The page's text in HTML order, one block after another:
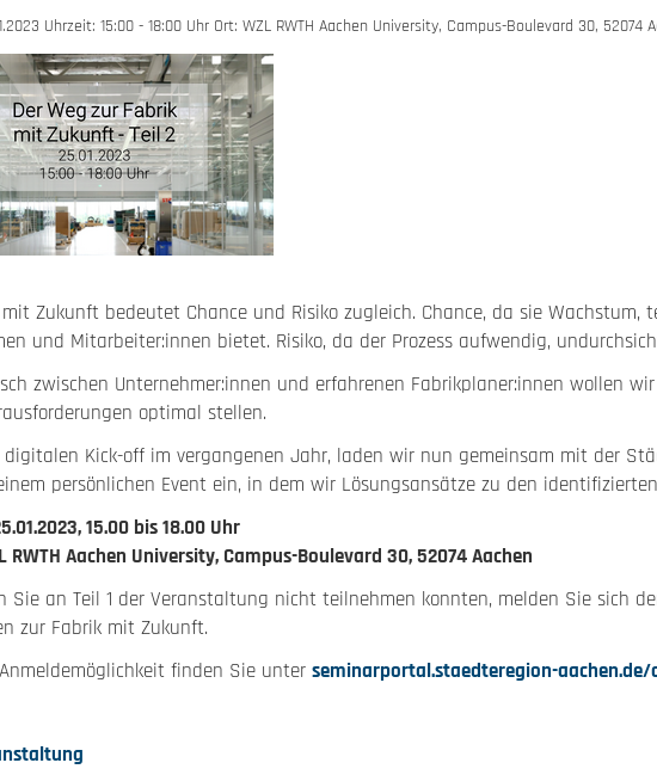
Uhrzeit: 15:00 - 18:00 Uhr Ort: WZL RWTH Aachen University, Campus-Boulevard 30, 52074
mit Zukunft bedeutet Chance und Risiko zugleich. Chance, da sie
und Mitarbeiter:innen bietet. Risiko, da der Prozess aufwendig,
zwischen Unternehmer:innen und erfahrenen Fabrikplaner:innen wollen
optimal stellen.
digitalen Kick-off im vergangenen Jahr, laden wir nun gemeinsam mit der
persönlichen Event ein, in dem wir Lösungsansätze zu den
15.00 bis 18.00 Uhr
RWTH Aachen University, Campus-Boulevard 30, 52074 Aachen
Sie an Teil 1 der Veranstaltung nicht teilnehmen konnten, melden Sie sich
zur Fabrik mit Zukunft.
finden Sie unter seminarportal.staedteregion-